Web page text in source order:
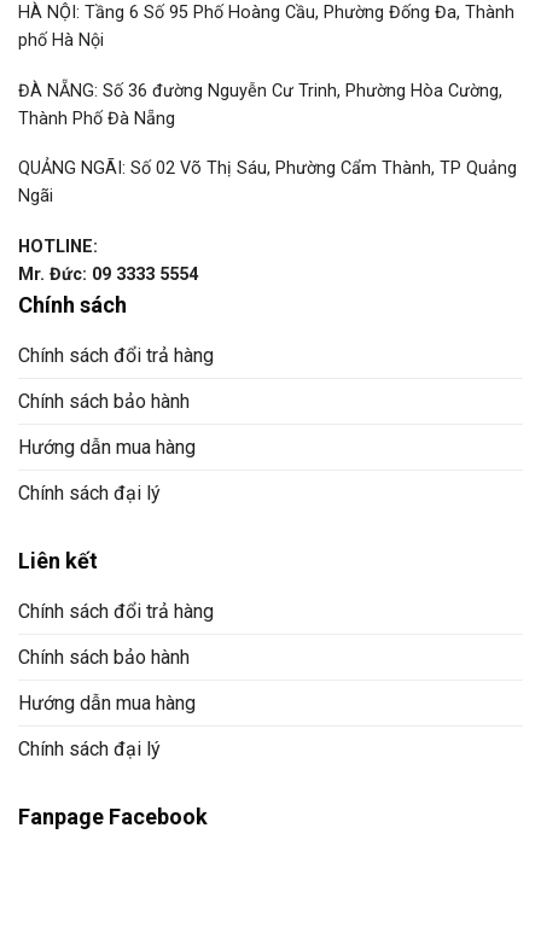
HÀ NỘI: Tầng 6 Số 95 Phố Hoàng Cầu, Phường Đống Đa, Thành
phố Hà Nội
ĐÀ NẴNG: Số 36 đường Nguyễn Cư Trinh, Phường Hòa Cường,
Thành Phố Đà Nẵng
QUẢNG NGÃI: Số 02 Võ Thị Sáu, Phường Cẩm Thành, TP Quảng
Ngãi
HOTLINE:
Mr. Đức: 09 3333 5554
Chính sách
Chính sách đổi trả hàng
Chính sách bảo hành
Hướng dẫn mua hàng
Chính sách đại lý
Liên kết
Chính sách đổi trả hàng
Chính sách bảo hành
Hướng dẫn mua hàng
Chính sách đại lý
Fanpage Facebook